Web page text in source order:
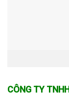
CÔNG TY